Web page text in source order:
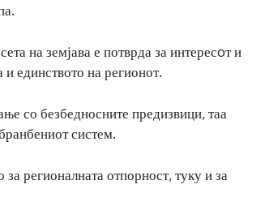
на земјава е потврда за интересoт и
единството на регионот.
со безбедносните предизвици, таа
систем.
регионалната отпорност, туку и за